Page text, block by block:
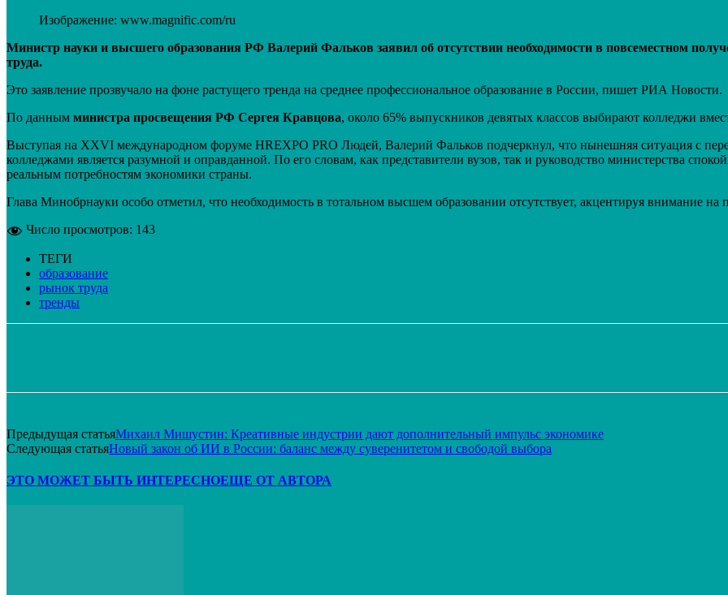
Изображение: www.magnific.com/ru
Министр науки и высшего образования РФ Валерий Фальков заявил об отсутствии необходимости в повсеместном
труда.
Это заявление прозвучало на фоне растущего тренда на среднее профессиональное образование в России, пишет РИА Новости.
По данным министра просвещения РФ Сергея Кравцова, около 65% выпускников девятых классов выбирают колледжи
Выступая на XXVI международном форуме HREXPO PRO Людей, Валерий Фальков подчеркнул, что нынешняя ситуация с
колледжами является разумной и оправданной. По его словам, как представители вузов, так и руководство министерства
реальным потребностям экономики страны.
Глава Минобрнауки особо отметил, что необходимость в тотальном высшем образовании отсутствует, акцентируя внимание на
Число просмотров: 143
ТЕГИ
образование
рынок труда
тренды
Предыдущая статьяМихаил Мишустин: Креативные индустрии дают дополнительный импульс экономике
Следующая статьяНовый закон об ИИ в России: баланс между суверенитетом и свободой выбора
ЭТО МОЖЕТ БЫТЬ ИНТЕРЕСНОЕЩЕ ОТ АВТОРА